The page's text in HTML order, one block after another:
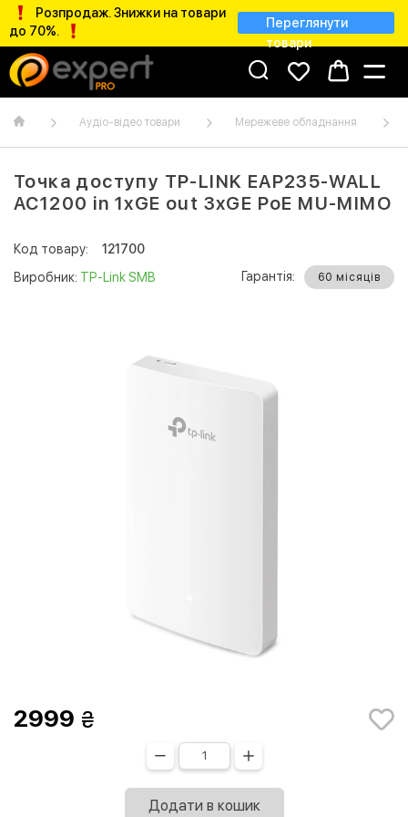
Розпродаж. Знижки на товари
до 70%.
Переглянути
товари
Аудіо-відео товари Мережеве обладнання
Точка доступу TP-LINK EAP235-WALL
AC1200 in 1xGE out 3xGE PoE MU-MIMO
Код товару:
121700
Виробник: TP-Link SMB Гарантія: 60 місяців
2999
Додати в кошик